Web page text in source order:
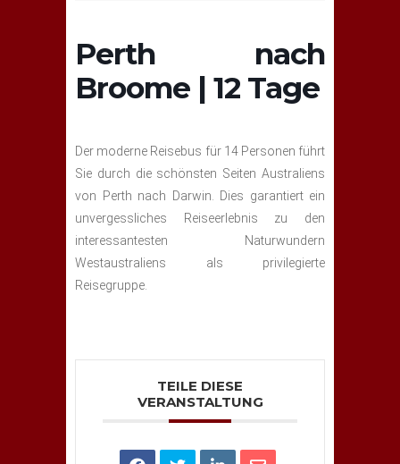
Perth nach
Broome | 12 Tage
Der moderne Reisebus für 14 Personen führt
Sie durch die schönsten Seiten Australiens
von Perth nach Darwin. Dies garantiert ein
unvergessliches Reiseerlebnis zu den
interessantesten Naturwundern
Westaustraliens als privilegierte
Reisegruppe.
TEILE DIESE
VERANSTALTUNG